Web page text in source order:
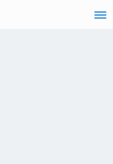
corso...